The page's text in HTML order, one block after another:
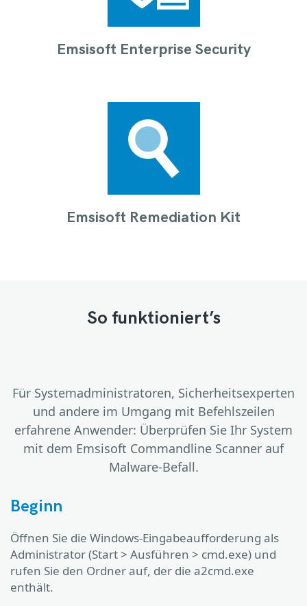
Emsisoft Enterprise Security
Emsisoft Remediation Kit
So funktioniert’s
Für Systemadministratoren, Sicherheitsexperten
und andere im Umgang mit Befehlszeilen
erfahrene Anwender: Überprüfen Sie Ihr System
mit dem Emsisoft Commandline Scanner auf
Malware-Befall.
Beginn
Öffnen Sie die Windows-Eingabeaufforderung als
Administrator (Start > Ausführen > cmd.exe) und
rufen Sie den Ordner auf, der die a2cmd.exe
enthält.